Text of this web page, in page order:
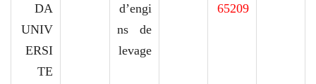
65209
d’engi
ns de
levage
DA
UNIV
ERSI
TE